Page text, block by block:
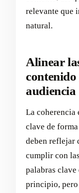
relevante que
natural.
Alinear
contenido
audiencia
La coherencia
clave de
deben reflejar
cumplir con
palabras clave
principio, pero